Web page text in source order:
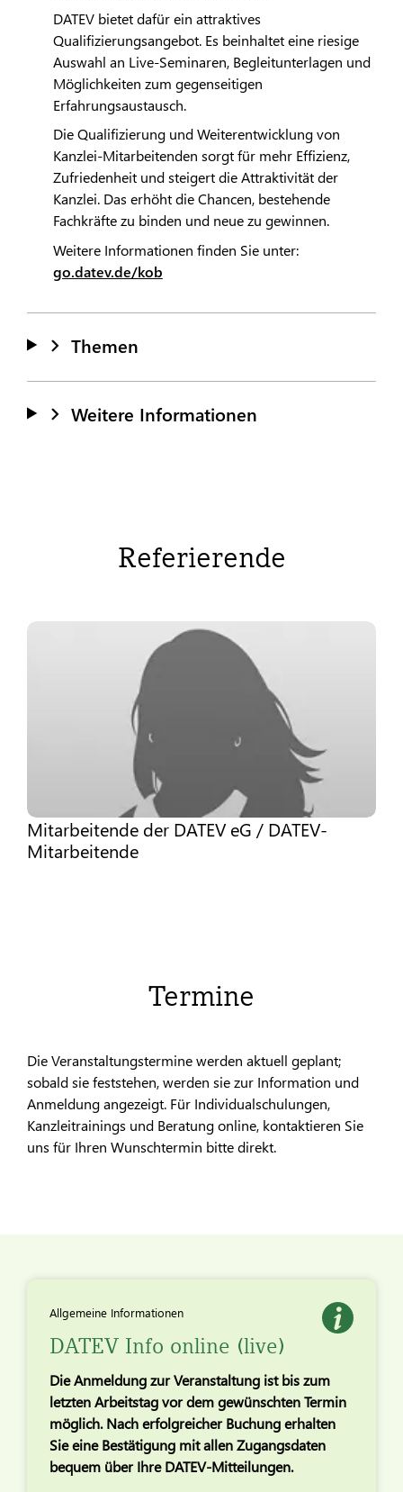
DATEVbietet dafür ein attraktives
Qualifizierungsangebot. Es beinhaltet eine riesige
Auswahl an Live-Seminaren, Begleitunterlagen und
Möglichkeiten zum gegenseitigen
Erfahrungsaustausch.
Die Qualifizierung und Weiterentwicklung von
Kanzlei-Mitarbeitenden sorgt für mehr Effizienz,
Zufriedenheit und steigert die Attraktivität der
Kanzlei. Das erhöht die Chancen, bestehende
Fachkräfte zu binden und neue zu gewinnen.
Weitere Informationen finden Sie unter:
go.datev.de/kob
Themen
Weitere Informationen
Referierende
Mitarbeitende der DATEV eG / DATEV-
Mitarbeitende
Termine
Die Veranstaltungstermine werden aktuell geplant;
sobald sie feststehen, werden sie zur Information und
Anmeldung angezeigt. Für Individualschulungen,
Kanzleitrainings und Beratung online, kontaktieren Sie
uns für Ihren Wunschtermin bitte direkt.
Allgemeine Informationen
DATEV Info online (live)
Die Anmeldung zur Veranstaltung ist bis zum
letzten Arbeitstag vor dem gewünschten Termin
möglich. Nach erfolgreicher Buchung erhalten
Sie eine Bestätigung mit allen Zugangsdaten
bequem über Ihre DATEV-Mitteilungen.